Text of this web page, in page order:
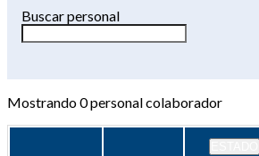
Buscar personal
Mostrando0personal colaborador